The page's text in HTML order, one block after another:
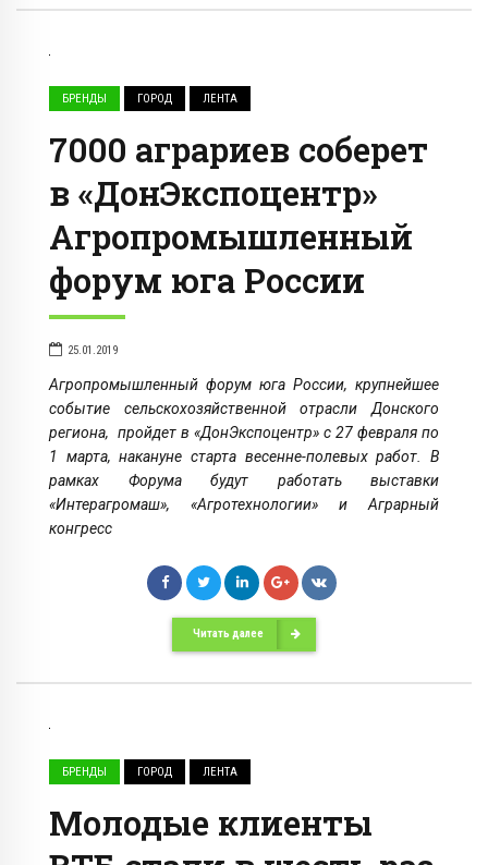
БРЕНДЫ ГОРОД ЛЕНТА
7000 аграриев соберет
в «ДонЭкспоцентр»
Агропромышленный
форум юга России
25.01.2019
Агропромышленный форум юга России, крупнейшее
событие сельскохозяйственной отрасли Донского
региона, пройдет в «ДонЭкспоцентр» с 27 февраля по
1 марта, накануне старта весенне-полевых работ. В
рамках Форума будут работать выставки
«Интерагромаш», «Агротехнологии» и Аграрный
конгресс
Читать далее
БРЕНДЫ ГОРОД ЛЕНТА
Молодые клиенты